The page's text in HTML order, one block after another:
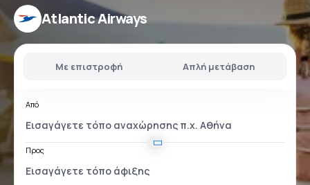
Atlantic Airways
Με επιστροφή Απλή μετάβαση
Από
Προς